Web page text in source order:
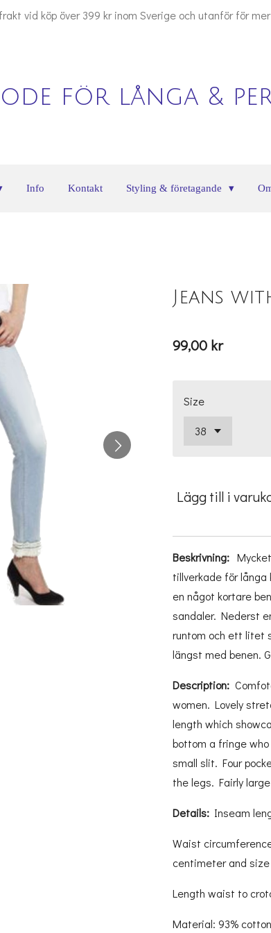
vid köp över 399 kr inom Sverige och utanför för
för långa &
Info Kontakt Styling & företagande
Jeans
99,00 kr
Size
Lägg till i
Beskrivning:
tillverkade för
en något kortare
sandaler. Nederst
runtom och ett litet
längst med benen.
Description:
women. Lovely
length which
bottom a fringe
small slit. Four
the legs. Fairly
Details: Inseam
Waist
centimeter and
Length waist to
Material: 93%